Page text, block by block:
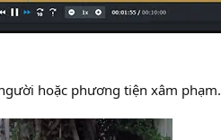
hoặc phương tiện xâm phạm.